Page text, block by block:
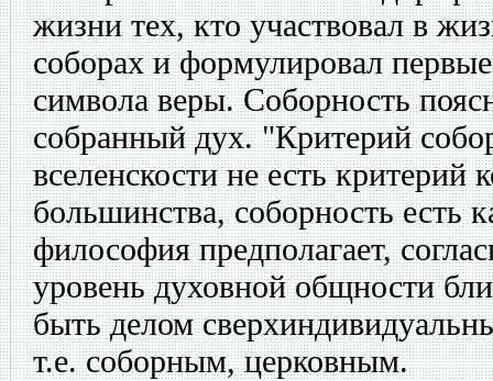
жизни тех, кто участвовал в
соборах и формулировал
символа веры. Соборность
собранный дух. "Критерий
вселенскости не есть критерий
большинства, соборность есть
философия предполагает,
уровень духовной общности
быть делом
т.е. соборным, церковным.